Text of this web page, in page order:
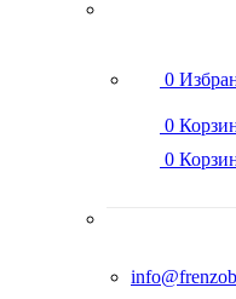
0
0
0